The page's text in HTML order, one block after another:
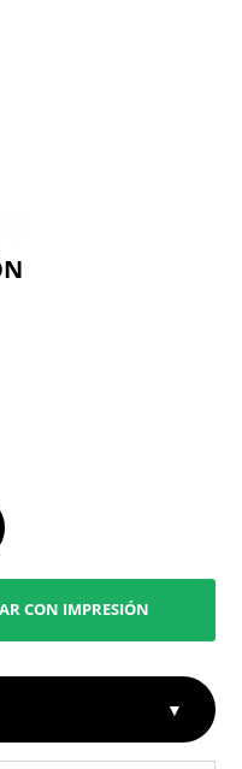
CON IMPRESIÓN
▼